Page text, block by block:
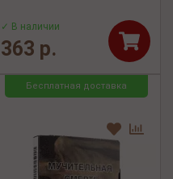
✓ В наличии
363 р.
Бесплатная доставка